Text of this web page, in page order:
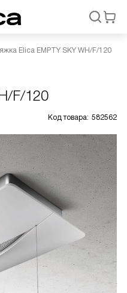
Elica EMPTY SKY WH/F/120
F/120
Код товара: 582562